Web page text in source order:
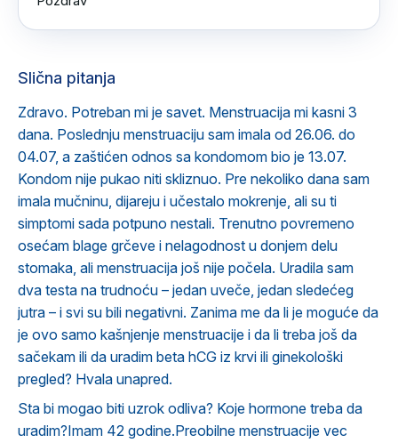
Slična pitanja
Zdravo. Potreban mi je savet. Menstruacija mi kasni 3
dana. Poslednju menstruaciju sam imala od 26.06. do
04.07, a zaštićen odnos sa kondomom bio je 13.07.
Kondom nije pukao niti skliznuo. Pre nekoliko dana sam
imala mučninu, dijareju i učestalo mokrenje, ali su ti
simptomi sada potpuno nestali. Trenutno povremeno
osećam blage grčeve i nelagodnost u donjem delu
stomaka, ali menstruacija još nije počela. Uradila sam
dva testa na trudnoću – jedan uveče, jedan sledećeg
jutra – i svi su bili negativni. Zanima me da li je moguće da
je ovo samo kašnjenje menstruacije i da li treba još da
sačekam ili da uradim beta hCG iz krvi ili ginekološki
pregled? Hvala unapred.
Sta bi mogao biti uzrok odliva? Koje hormone treba da
uradim?Imam 42 godine.Preobilne menstruacije vec